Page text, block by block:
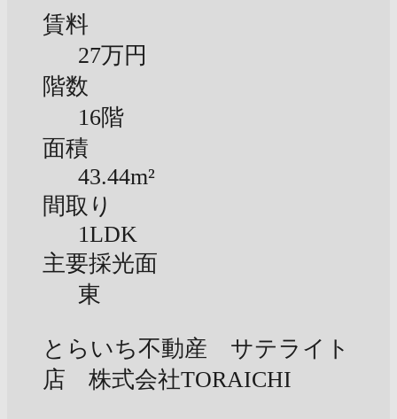
賃料
27万円
階数
16階
面積
43.44m²
間取り
1LDK
主要採光面
東
とらいち不動産 サテライト
店 株式会社TORAICHI